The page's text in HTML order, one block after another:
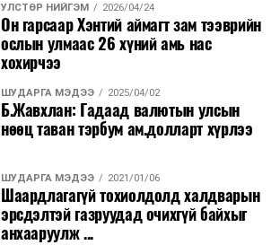
УЛСТӨР НИЙГЭМ 2026/04/24
Он гарсаар Хэнтий аймагт зам тээврийн
ослын улмаас 26 хүний амь нас
хохирчээ
ШУДАРГА МЭДЭЭ 2025/04/02
Б.Жавхлан: Гадаад валютын улсын
нөөц таван тэрбум ам.долларт хүрлээ
ШУДАРГА МЭДЭЭ 2021/01/06
Шаардлагагүй тохиолдолд халдварын
эрсдэлтэй газруудад очихгүй байхыг
анхааруулж ...